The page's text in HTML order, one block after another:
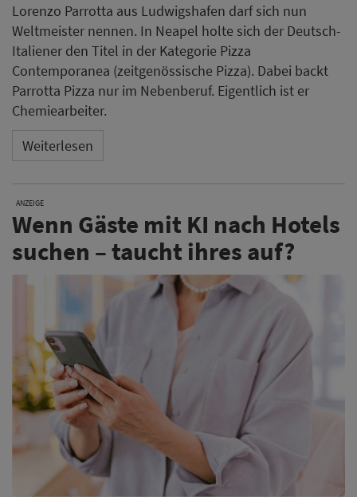
Lorenzo Parrotta aus Ludwigshafen darf sich nun
Weltmeister nennen. In Neapel holte sich der Deutsch-
Italiener den Titel in der Kategorie Pizza
Contemporanea (zeitgenössische Pizza). Dabei backt
Parrotta Pizza nur im Nebenberuf. Eigentlich ist er
Chemiearbeiter.
Weiterlesen
ANZEIGE
Wenn Gäste mit KI nach Hotels
suchen – taucht ihres auf?